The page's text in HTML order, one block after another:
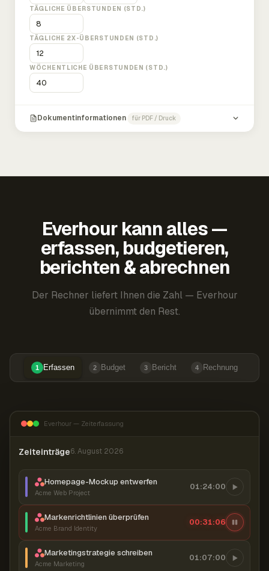
TÄGLICHE ÜBERSTUNDEN (STD.)
TÄGLICHE 2X-ÜBERSTUNDEN (STD.)
WÖCHENTLICHE ÜBERSTUNDEN (STD.)
Dokumentinformationen für PDF / Druck
Everhour kann alles —
erfassen, budgetieren,
berichten & abrechnen
Der Rechner liefert Ihnen die Zahl — Everhour
übernimmt den Rest.
1 Erfassen 2 Budget 3 Bericht 4 Rechnung
Everhour — Zeiterfassung
Zeiteinträge6. August 2026
Homepage-Mockup entwerfen
Acme Web Project
01:24:00
Markenrichtlinien überprüfen
Acme Brand Identity
00:31:07
Marketingstrategie schreiben
Acme Marketing
01:07:00